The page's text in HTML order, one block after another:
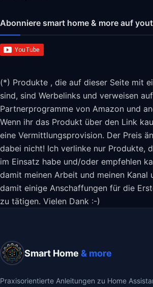
Abonniere smart home & more auf
(*) Produkte , die auf dieser Seite mit
sind, sind Werbelinks und verweisen auf
Partnerprogramme von Amazon und
Wenn ihr das Produkt über den Link
eine Vermittlungsprovision. Der Preis
dabei nicht! Ich verlinke nur Produkte,
im Einsatz habe und/oder empfehlen
damit meinen Arbeit und meinen Kanal
damit einige Anschaffungen für die
zu tätigen. Vielen Dank :-)
Smart Home & more
Praxisorientierte Anleitungen zu Home